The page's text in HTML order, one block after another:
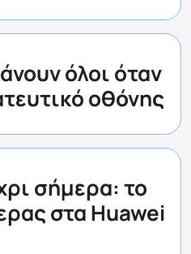
όλοι όταν
οθόνης
σήμερα: το
στα Huawei